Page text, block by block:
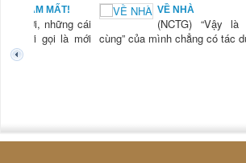
NAM MẤT!
“Xời, những cái
mới gọi là mới
VỀ NHÀ
(NCTG) “Vậy
cùng” của mình chẳng có tác